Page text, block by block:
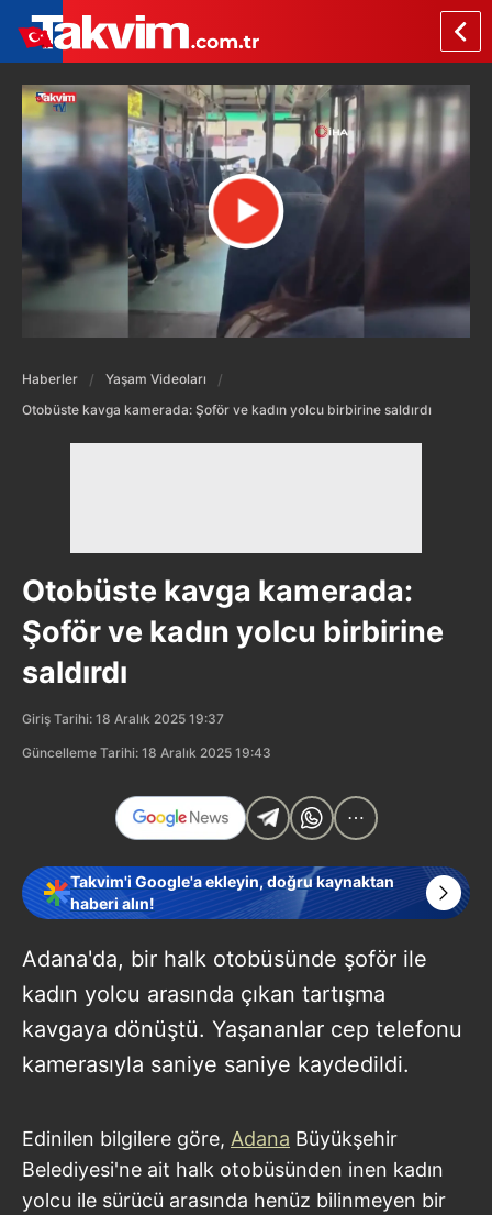
Haberler
Yaşam Videoları
Otobüste kavga kamerada: Şoför ve kadın yolcu birbirine saldırdı
Otobüste kavga kamerada:
Şoför ve kadın yolcu birbirine
saldırdı
Giriş Tarihi: 18 Aralık 2025 19:37
Güncelleme Tarihi: 18 Aralık 2025 19:43
Takvim'i Google'a ekleyin, doğru kaynaktan
haberi alın!
Adana'da, bir halk otobüsünde şoför ile
kadın yolcu arasında çıkan tartışma
kavgaya dönüştü. Yaşananlar cep telefonu
kamerasıyla saniye saniye kaydedildi.
Edinilen bilgilere göre, Adana Büyükşehir
Belediyesi'ne ait halk otobüsünden inen kadın
yolcu ile sürücü arasında henüz bilinmeyen bir